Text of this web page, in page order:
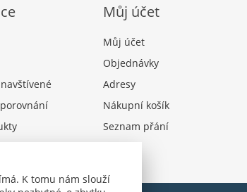
K tomu nám slouží
Můj účet
Můj účet
Objednávky
Adresy
Nákupní košík
Seznam přání